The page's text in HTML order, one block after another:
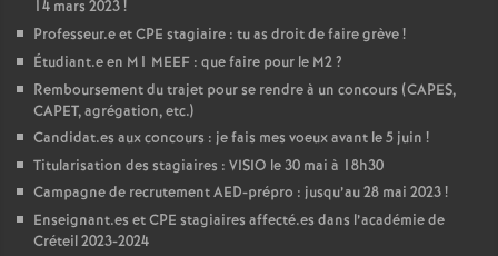
14 mars 2023!
Professeur.e etCPE stagiaire : tu as droit de faire grève!
Étudiant.e en M1 MEEF : que faire pour le M2?
Remboursement du trajet pour se rendre à un concours (CAPES,
CAPET, agrégation, etc.)
Candidat.es aux concours : je fais mes voeux avant le 5 juin !
Titularisation des stagiaires : VISIO le 30 mai à 18h30
Campagne de recrutementAED-prépro : jusqu’au 28 mai 2023!
Enseignant.es etCPE stagiaires affecté.es dans l’académie de
Créteil 2023-2024